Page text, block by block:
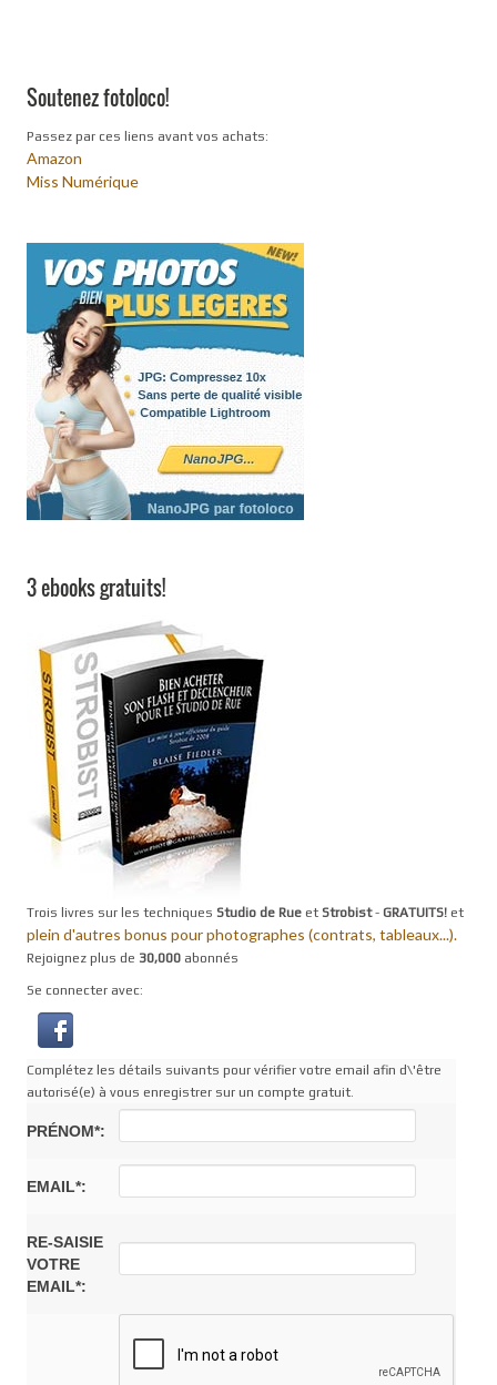
Soutenez fotoloco!
Passez par ces liens avant vos achats:
Amazon
Miss Numérique
3 ebooks gratuits!
Trois livres sur les techniques Studio de Rue et Strobist- GRATUITS! et
plein d'autres bonus pour photographes (contrats, tableaux...).
Rejoignez plus de 30,000 abonnés
Se connecter avec:
Complétez les détails suivants pour vérifier votre email afin d\'être
autorisé(e) à vous enregistrer sur un compte gratuit.
PRÉNOM*:
EMAIL*:
RE-SAISIE
VOTRE
EMAIL*: